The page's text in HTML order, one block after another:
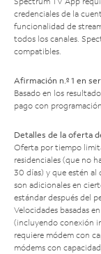
credenciales de la
funcionalidad de
todos los canales.
compatibles.
Afirmación n.º 1 en
Basado en los
pago con
Detalles de la oferta
Oferta por tiempo
residenciales (que no
30 días) y que estén al
son adicionales en
estándar después del
Velocidades basadas
(incluyendo conexión
requiere módem con
módems con